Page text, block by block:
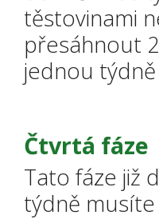
těstovinami
přesáhnout
jednou
Čtvrtá fáze
Tato fáze již
týdně